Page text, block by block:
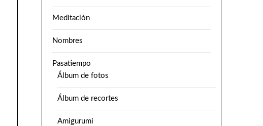
Meditación
Nombres
Pasatiempo
Álbum de fotos
Álbum de recortes
Amigurumi